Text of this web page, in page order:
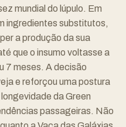
mundial do lúpulo. Em
ingredientes substitutos,
a produção da sua
que o insumo voltasse a
7 meses. A decisão
e reforçou uma postura
da Green
passageiras. Não